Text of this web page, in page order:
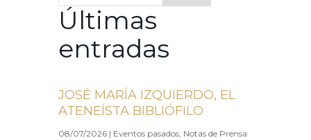
Últimas
entradas
JOSÉ MARÍA IZQUIERDO, EL
ATENEÍSTA BIBLIÓFILO
08/07/2026 | Eventos pasados, Notas de Prensa